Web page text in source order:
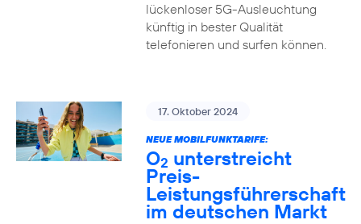
lückenloser 5G-Ausleuchtung
künftig in bester Qualität
telefonieren und surfen können.
17. Oktober 2024
NEUE MOBILFUNKTARIFE:
O2 unterstreicht
Preis-
Leistungsführerschaft
im deutschen Markt